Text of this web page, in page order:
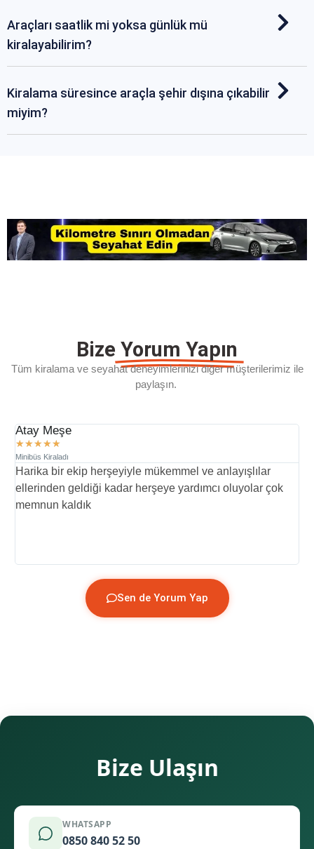
Araçları saatlik mi yoksa günlük mü
kiralayabilirim?
Kiralama süresince araçla şehir dışına çıkabilir
miyim?
Bize Yorum Yapın
Tüm kiralama ve seyahat deneyimlerinizi diğer müşterilerimiz ile
paylaşın.
Atay Meşe
★★★★★
Minibüs Kiraladı
Harika bir ekip herşeyiyle mükemmel ve anlayışlılar
ellerinden geldiği kadar herşeye yardımcı oluyolar çok
memnun kaldık
Sen de Yorum Yap
Bize Ulaşın
WHATSAPP
0850 840 52 50